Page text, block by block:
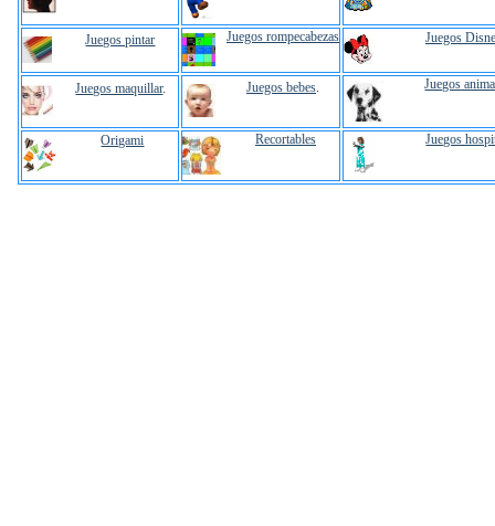
Juegos pintar Juegos rompecabezas Juegos
Juegos maquillar. Juegos bebes. Juegos
Origami Recortables Juegos